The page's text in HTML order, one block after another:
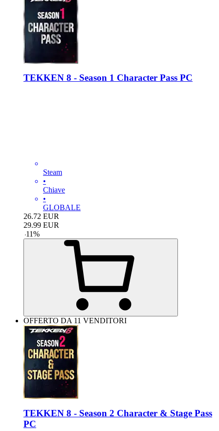
TEKKEN 8 - Season 1 Character Pass PC
Steam
•
Chiave
•
GLOBALE
26.72 EUR
29.99 EUR
-11%
OFFERTO DA 11 VENDITORI
TEKKEN 8 - Season 2 Character & Stage Pass
PC